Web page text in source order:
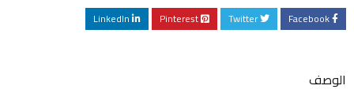
Facebook
Twitter
Pinterest
LinkedIn
الوصف